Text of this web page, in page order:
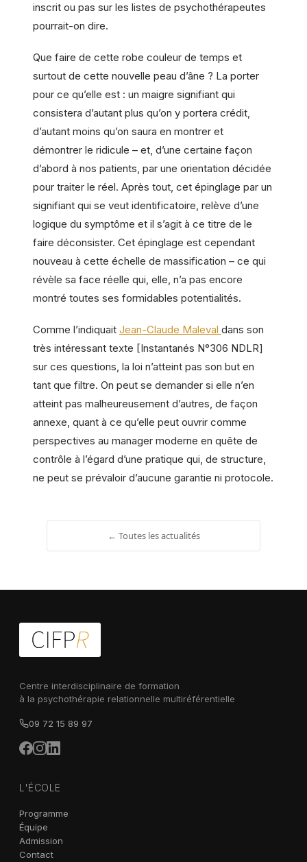
inscrit ou pas sur les listes de psychothérapeutes
pourrait-on dire.
Que faire de cette robe couleur de temps et
surtout de cette nouvelle peau d’âne ? La porter
pour ce qu’elle est : un maigre signifiant qui
consistera d’autant plus qu’on y portera crédit,
d’autant moins qu’on saura en montrer et
démontrer le ridicule – et, d’une certaine façon
d’abord à nos patients, par une orientation décidée
pour traiter le réel. Après tout, cet épinglage par un
signifiant qui se veut identificatoire, relève d’une
logique du symptôme et il s’agit à ce titre de le
faire déconsister. Cet épinglage est cependant
nouveau à cette échelle de massification – ce qui
révèle sa face réelle qui, elle, n’a pas encore
montré toutes ses formidables potentialités.
Comme l’indiquait Jean-Claude Maleval dans son
très intéressant texte [Instantanés N°306 NDLR]
sur ces questions, la loi n’atteint pas son but en
tant que filtre. On peut se demander si elle n’en
atteint pas malheureusement d’autres, de façon
annexe, quant à ce qu’elle peut ouvrir comme
perspectives au manager moderne en quête de
contrôle à l’égard d’une pratique qui, de structure,
ne peut se prévaloir d’aucune garantie ni protocole.
← Toutes les actualités
Centre interdisciplinaire de formation
à la psychothérapie relationnelle multiréférentielle
09 72 15 89 97
L'ÉCOLE
Programme
Équipe
Admission
Contact